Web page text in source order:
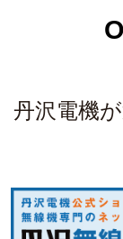
丹沢電機